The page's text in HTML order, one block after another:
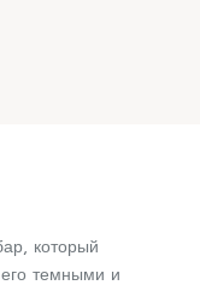
который
темными и